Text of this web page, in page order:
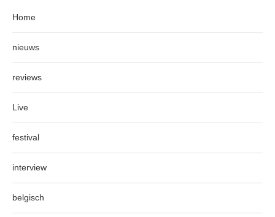
Home
nieuws
reviews
Live
festival
interview
belgisch